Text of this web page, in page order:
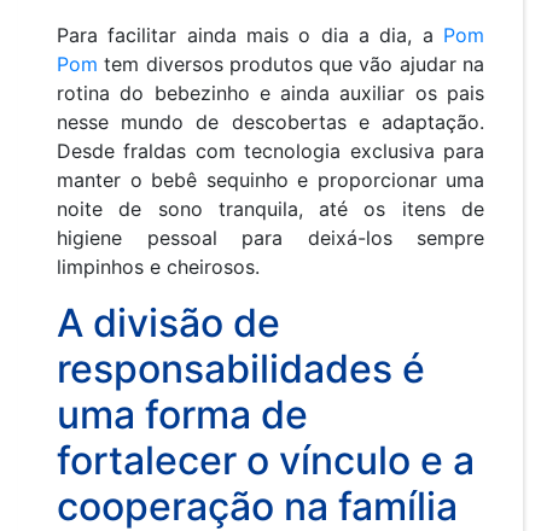
Para facilitar ainda mais o dia a dia, a Pom
Pom tem diversos produtos que vão ajudar na
rotina do bebezinho e ainda auxiliar os pais
nesse mundo de descobertas e adaptação.
Desde fraldas com tecnologia exclusiva para
manter o bebê sequinho e proporcionar uma
noite de sono tranquila, até os itens de
higiene pessoal para deixá-los sempre
limpinhos e cheirosos.
A divisão de
responsabilidades é
uma forma de
fortalecer o vínculo e a
cooperação na família